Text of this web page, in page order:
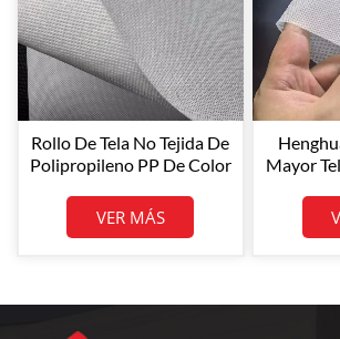
Rollo De Tela No Tejida De
Polipropileno PP De Color
G/m² Para Uso General.
VER MÁS
Mayor
Alta